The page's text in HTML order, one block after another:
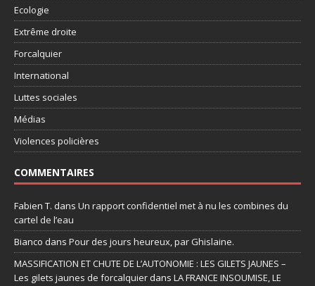
Ecologie
Extrême droite
Forcalquier
International
Luttes sociales
Médias
Violences policières
COMMENTAIRES
Fabien T. dans Un rapport confidentiel met à nu les combines du
cartel de l’eau
Bianco dans Pour des jours heureux, par Ghislaine.
MASSIFICATION ET CHUTE DE L’AUTONOMIE : LES GILETS JAUNES –
Les gilets jaunes de forcalquier dans LA FRANCE INSOUMISE, LE